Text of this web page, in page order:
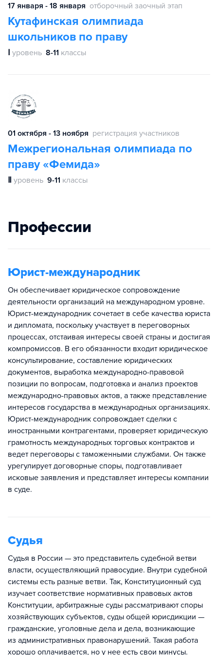
17 января - 18 января отборочный заочный этап
Кутафинская олимпиада
школьников по праву
Ⅰ уровень 8-11 классы
01 октября - 13 ноября регистрация участников
Межрегиональная олимпиада по
праву «Фемида»
Ⅱ уровень 9-11 классы
Профессии
Юрист-международник
Он обеспечивает юридическое сопровождение
деятельности организаций на международном уровне.
Юрист-международник сочетает в себе качества юриста
и дипломата, поскольку участвует в переговорных
процессах, отстаивая интересы своей страны и достигая
компромиссов. В его обязанности входит юридическое
консультирование, составление юридических
документов, выработка международно-правовой
позиции по вопросам, подготовка и анализ проектов
международно-правовых актов, а также представление
интересов государства в международных организациях.
Юрист-международник сопровождает сделки с
иностранными контрагентами, проверяет юридическую
грамотность международных торговых контрактов и
ведет переговоры с таможенными службами. Он также
урегулирует договорные споры, подготавливает
исковые заявления и представляет интересы компании
в суде.
Судья
Судья в России — это представитель судебной ветви
власти, осуществляющий правосудие. Внутри судебной
системы есть разные ветви. Так, Конституционный суд
изучает соответствие нормативных правовых актов
Конституции, арбитражные суды рассматривают споры
хозяйствующих субъектов, суды общей юрисдикции —
гражданские, уголовные дела и дела, возникающие
из административных правонарушений. Такая работа
хорошо оплачивается, но у нее есть свои минусы.